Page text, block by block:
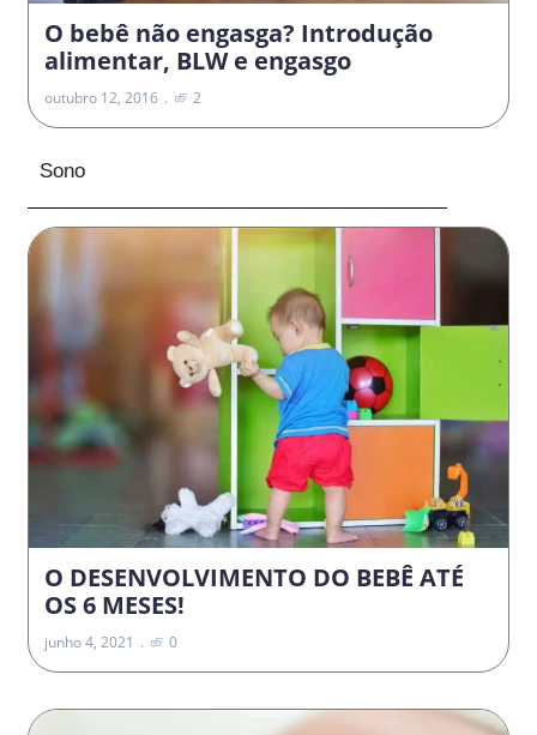
O bebê não engasga? Introdução
alimentar, BLW e engasgo
outubro 12, 2016 2
Sono
O DESENVOLVIMENTO DO BEBÊ ATÉ
OS 6 MESES!
junho 4, 2021 0